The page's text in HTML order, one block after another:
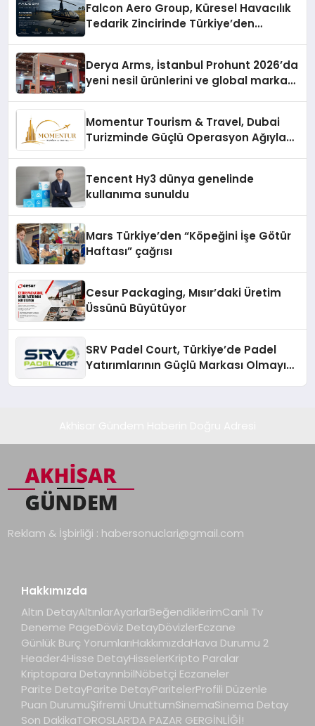
Falcon Aero Group, Küresel Havacılık
Tedarik Zincirinde Türkiye’den
Derya Arms, İstanbul Prohunt 2026’da
yeni nesil ürünlerini ve global marka
Momentur Tourism & Travel, Dubai
Turizminde Güçlü Operasyon Ağıyla
Tencent Hy3 dünya genelinde
kullanıma sunuldu
Mars Türkiye’den “Köpeğini İşe Götür
Haftası” çağrısı
Cesur Packaging, Mısır’daki Üretim
Üssünü Büyütüyor
SRV Padel Court, Türkiye’de Padel
Yatırımlarının Güçlü Markası Olmayı
Reklam & İşbirliği : habersonuclari@gmail.com
Hakkımızda
Altın DetayAltınlarAyarlarBeğendiklerimCanlı Tv
Deneme PageDöviz DetayDövizlerEczane
Günlük Burç YorumlarıHakkımızdaHava Durumu 2
Header4Hisse DetayHisselerKripto Paralar
Kriptopara DetaynnbilNöbetçi Eczaneler
Parite DetayParite DetayParitelerProfili Düzenle
Puan DurumuŞifremi UnuttumSinemaSinema Detay
Son DakikaTOROSLAR’DA PAZAR GERGİNLİĞİ!